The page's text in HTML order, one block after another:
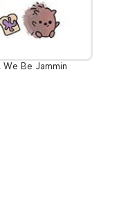
We Be Jammin